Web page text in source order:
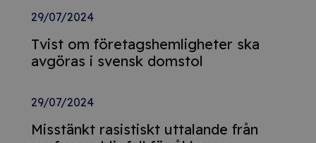
29/07/2024
Tvist om företagshemligheter ska
avgöras i svensk domstol
29/07/2024
Misstänkt rasistiskt uttalande från